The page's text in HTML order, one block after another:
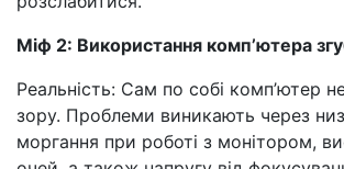
Міф 2: Використання комп’ютера
Реальність: Сам по собі комп’ютер
зору. Проблеми виникають через
моргання при роботі з монітором,